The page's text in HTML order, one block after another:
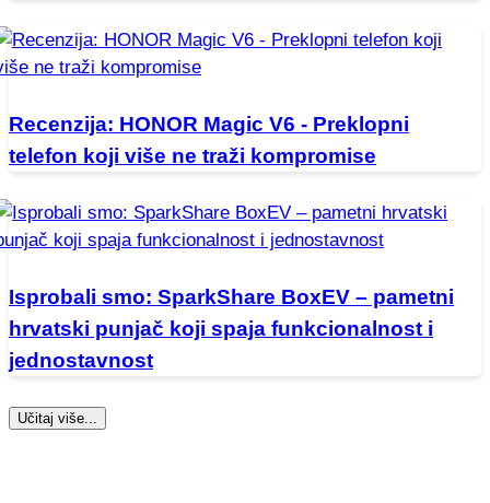
Recenzija: HONOR Magic V6 - Preklopni
telefon koji više ne traži kompromise
Isprobali smo: SparkShare BoxEV – pametni
hrvatski punjač koji spaja funkcionalnost i
jednostavnost
Učitaj više...